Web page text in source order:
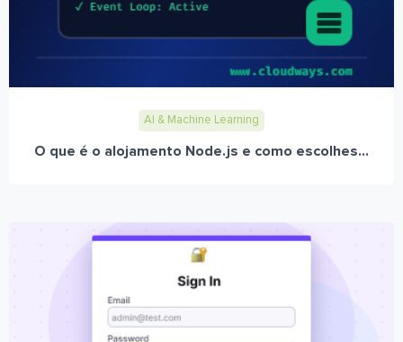
AI & Machine Learning
O que é o alojamento Node.js e como escolhes...